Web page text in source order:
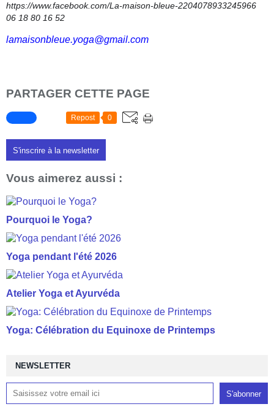
https://www.facebook.com/La-maison-bleue-2204078933245966
06 18 80 16 52
lamaisonbleue.yoga@gmail.com
PARTAGER CETTE PAGE
Repost 0
S'inscrire à la newsletter
Vous aimerez aussi :
Pourquoi le Yoga?
Yoga pendant l'été 2026
Atelier Yoga et Ayurvéda
Yoga: Célébration du Equinoxe de Printemps
NEWSLETTER